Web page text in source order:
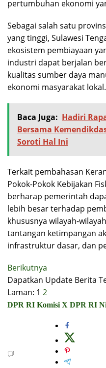
pertumbuhan ekonomi
Sebagai salah satu
yang tinggi, Sulawesi
ekosistem pembiayaan
industri dapat berjalan
kualitas sumber daya
ekonomi masyarakat lokal.
Baca Juga: Hadiri
Bersama
Soroti Hal Ini
Terkait pembahasan
Pokok-Pokok Kebijakan
berharap pemerintah
lebih besar terhadap
khususnya wilayah-
tantangan ketimpangan
infrastruktur dasar, dan
Berikutnya
Dapatkan Update Berita
Laman: 1 2
DPR RI Komisi X DPR RI